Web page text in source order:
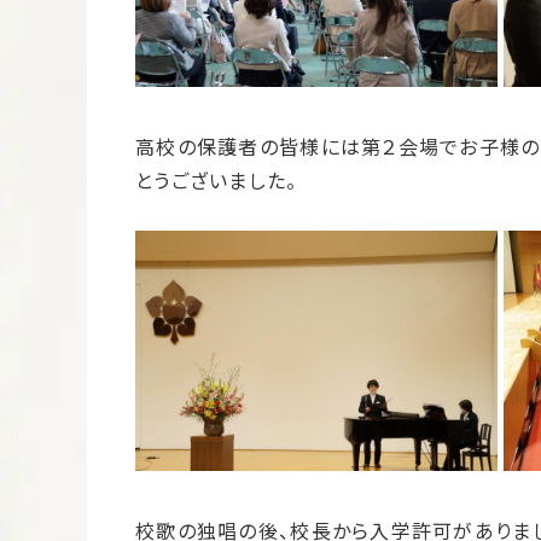
高校の保護者の皆様には第２会場でお子様の
とうございました。
校歌の独唱の後、校長から入学許可がありま